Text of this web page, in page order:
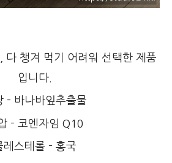
다 챙겨 먹기 어려워 선택한 제품
입니다.
- 바나바잎추출물
- 코엔자임 Q10
레스테롤 - 홍국